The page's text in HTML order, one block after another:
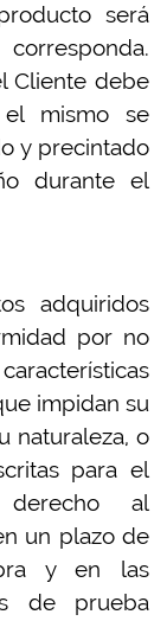
será
Cliente debe
mismo se
y precintado
durante el
adquiridos
por no
impidan su
naturaleza, o
para el
al
un plazo de
y en las
de prueba